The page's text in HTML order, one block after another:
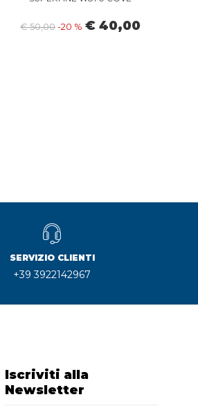
€ 50,00-20 % € 40,00
SERVIZIO CLIENTI
+39 3922142967
Iscriviti alla
Newsletter